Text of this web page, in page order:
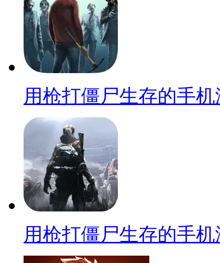
用枪打僵尸生存的手
用枪打僵尸生存的手